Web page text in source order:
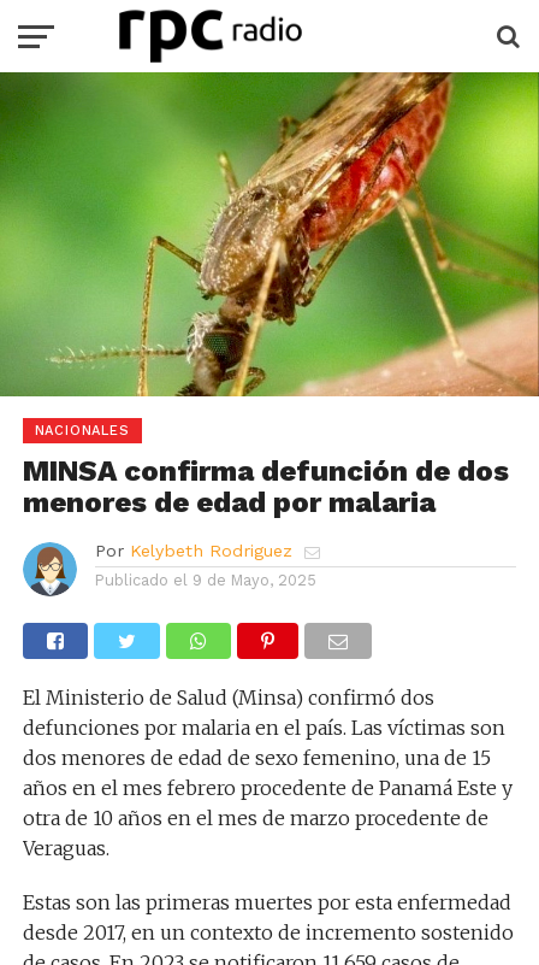
NACIONALES
MINSA confirma defunción de dos
menores de edad por malaria
Por Kelybeth Rodriguez
Publicado el 9 de Mayo, 2025
El Ministerio de Salud (Minsa) confirmó dos
defunciones por malaria en el país. Las víctimas son
dos menores de edad de sexo femenino, una de 15
años en el mes febrero procedente de Panamá Este y
otra de 10 años en el mes de marzo procedente de
Veraguas.
Estas son las primeras muertes por esta enfermedad
desde 2017, en un contexto de incremento sostenido